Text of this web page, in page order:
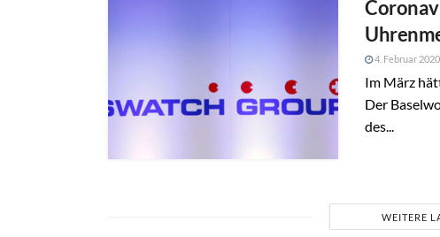
4. Februar 2020
Im März
Der
des...
WEITERE